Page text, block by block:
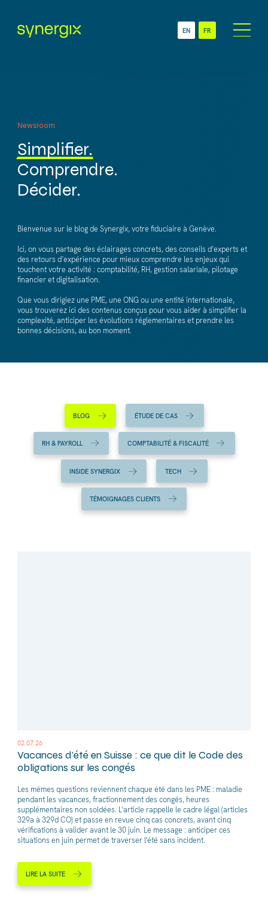
Comptabilité & Gestion
Administration RH &
Gestion des salaires
Technologie
EN FR
Newsroom
Simplifier.
Comprendre.
Décider.
Bienvenue sur le blog de Synergix, votre fiduciaire à Genève.
Ici, on vous partage des éclairages concrets, des conseils d’experts et
des retours d’expérience pour mieux comprendre les enjeux qui
touchent votre activité : comptabilité, RH, gestion salariale, pilotage
financier et digitalisation.
Que vous dirigiez une PME, une ONG ou une entité internationale,
vous trouverez ici des contenus conçus pour vous aider à simplifier la
complexité, anticiper les évolutions réglementaires et prendre les
bonnes décisions, au bon moment.
BLOG ÉTUDE DE CAS
RH & PAYROLL COMPTABILITÉ & FISCALITÉ
INSIDE SYNERGIX TECH
TÉMOIGNAGES CLIENTS
02.07.26
Vacances d'été en Suisse : ce que dit le Code des
obligations sur les congés
Les mêmes questions reviennent chaque été dans les PME : maladie
pendant les vacances, fractionnement des congés, heures
supplémentaires non soldées. L'article rappelle le cadre légal (articles
329a à 329d CO) et passe en revue cinq cas concrets, avant cinq
vérifications à valider avant le 30 juin. Le message : anticiper ces
situations en juin permet de traverser l'été sans incident.
LIRE LA SUITE